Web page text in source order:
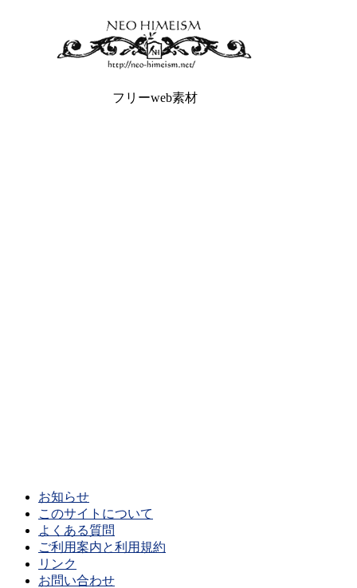
フリーweb素材
お知らせ
このサイトについて
よくある質問
ご利用案内と利用規約
リンク
お問い合わせ